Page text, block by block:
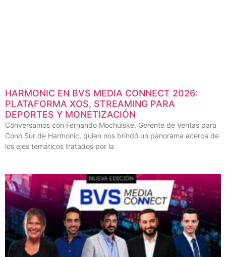
HARMONIC EN BVS MEDIA CONNECT 2026:
PLATAFORMA XOS, STREAMING PARA
DEPORTES Y MONETIZACIÓN
Conversamos con Fernando Mochulske, Gerente de Ventas para
Cono Sur de Harmonic, quien nos brindó un panorama acerca de
los ejes temáticos tratados por la